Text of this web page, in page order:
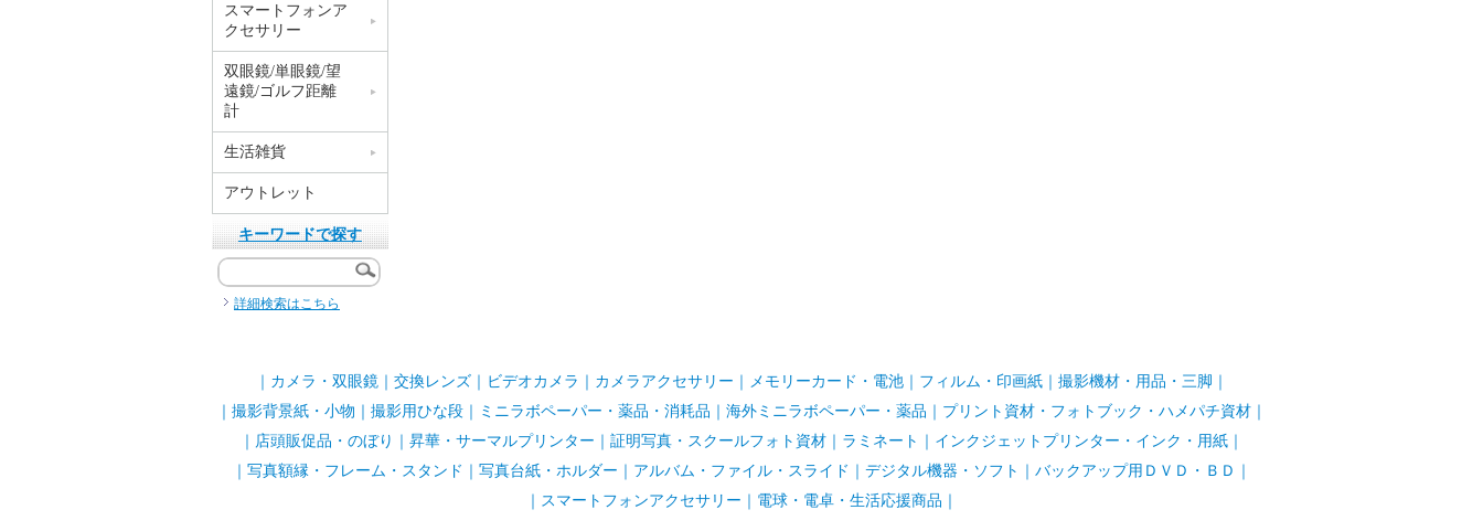
スマートフォンア
クセサリー
双眼鏡/単眼鏡/望
遠鏡/ゴルフ距離
計
生活雑貨
アウトレット
キーワードで探す
詳細検索はこちら
カメラ・双眼鏡 交換レンズ ビデオカメラ カメラアクセサリー メモリーカード・電池 フィルム・印画紙 撮影機材・用品・三脚
撮影背景紙・小物 撮影用ひな段 ミニラボペーパー・薬品・消耗品 海外ミニラボペーパー・薬品 プリント資材・フォトブック・ハメパチ資材
店頭販促品・のぼり 昇華・サーマルプリンター 証明写真・スクールフォト資材 ラミネート インクジェットプリンター・インク・用紙
写真額縁・フレーム・スタンド 写真台紙・ホルダー アルバム・ファイル・スライド デジタル機器・ソフト バックアップ用ＤＶＤ・ＢＤ
スマートフォンアクセサリー 電球・電卓・生活応援商品｜